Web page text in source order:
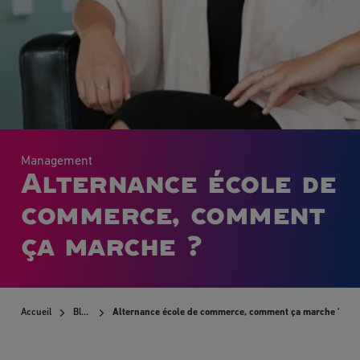
Management
Alternance école de
commerce, comment
ça marche ?
Accueil Blog Alternance école de commerce, comment ça marche ?